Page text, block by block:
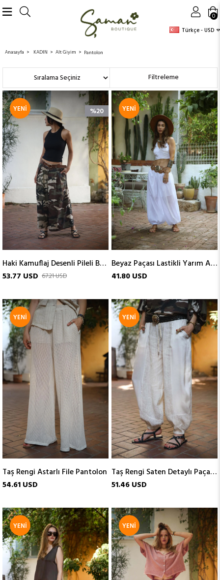
Türkçe - USD
0
Anasayfa KADIN Alt Giyim Pantolon
Filtreleme
Sıralama
Haki Kamuflaj Desenli Pileli Bol Paça Pantolon
53.77 USD 67.21 USD
%20
YENI
ÜRÜN
Beyaz Paçası Lastikli Yarım Astarlı Pantolon
41.80 USD
YENI
ÜRÜN
Taş Rengi Astarlı File Pantolon
54.61 USD
YENI
ÜRÜN
Taş Rengi Saten Detaylı Paçası Lastikli Keten Pantolon
51.46 USD
YENI
ÜRÜN
YENI
ÜRÜN
YENI
ÜRÜN